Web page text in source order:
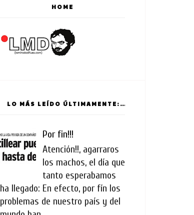
HOME
LO MÁS LEÍDO ÚLTIMAMENTE:
Por fin!!!
Atención!!, agarraros
los machos, el día que
tanto esperabamos
ha llegado: En efecto, por fín los
problemas de nuestro país y del